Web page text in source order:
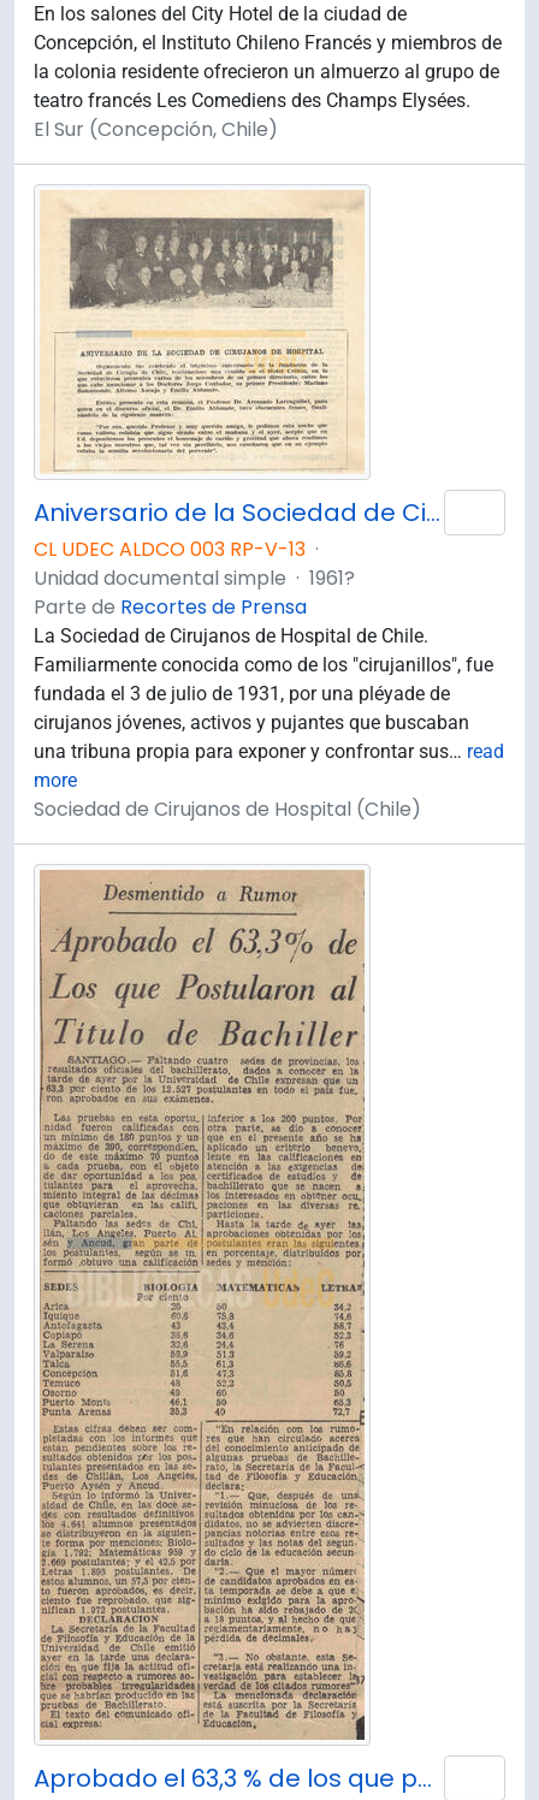
En los salones del City Hotel de la ciudad de
Concepción, el Instituto Chileno Francés y miembros de
la colonia residente ofrecieron un almuerzo al grupo de
teatro francés Les Comediens des Champs Elysées.
El Sur (Concepción, Chile)
Aniversario de la Sociedad de Cirujanos de Hospital.
CL UDEC ALDCO 003 RP-V-13 ·
Unidad documental simple · 1961?
Parte de Recortes de Prensa
La Sociedad de Cirujanos de Hospital de Chile.
Familiarmente conocida como de los "cirujanillos", fue
fundada el 3 de julio de 1931, por una pléyade de
cirujanos jóvenes, activos y pujantes que buscaban
una tribuna propia para exponer y confrontar sus… read
more
Sociedad de Cirujanos de Hospital (Chile)
Aprobado el 63,3 % de los que postularon al título de Bachiller